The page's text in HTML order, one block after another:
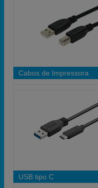
Cabos de Impressora
USB tipo C